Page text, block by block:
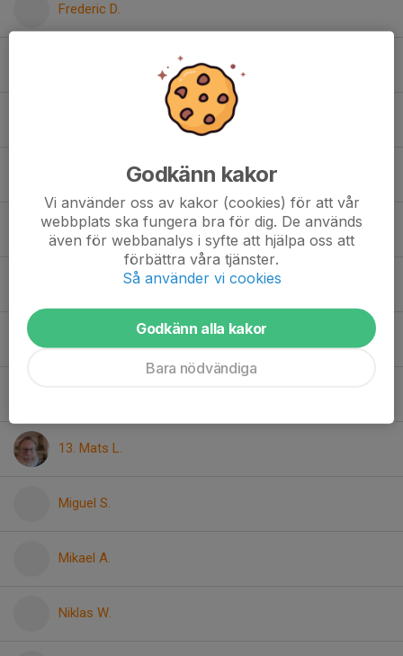
Frederic D.
Johan H.
13. Mats L.
Miguel S.
Mikael A.
Niklas W.
Godkänn kakor
Vi använder oss av kakor (cookies) för att vår
webbplats ska fungera bra för dig. De används
även för webbanalys i syfte att hjälpa oss att
förbättra våra tjänster.
Så använder vi cookies
Godkänn alla kakor
Bara nödvändiga